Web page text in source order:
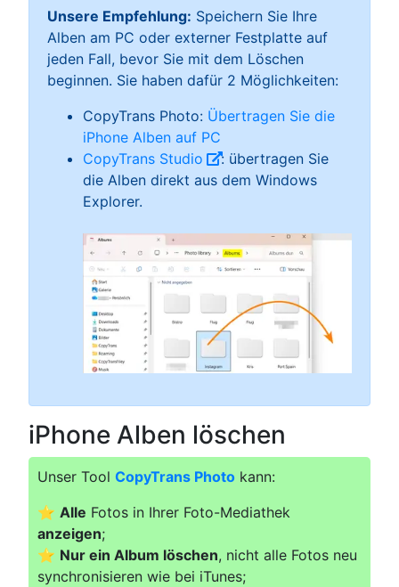
Unsere Empfehlung: Speichern Sie Ihre
Alben am PC oder externer Festplatte auf
jeden Fall, bevor Sie mit dem Löschen
beginnen. Sie haben dafür 2 Möglichkeiten:
CopyTrans Photo: Übertragen Sie die
iPhone Alben auf PC
CopyTrans Studio
: übertragen Sie
die Alben direkt aus dem Windows
Explorer.
iPhone Alben löschen
Unser Tool CopyTrans Photo kann:
⭐ Alle Fotos in Ihrer Foto-Mediathek
anzeigen;
⭐ Nur ein Album löschen, nicht alle Fotos neu
synchronisieren wie bei iTunes;